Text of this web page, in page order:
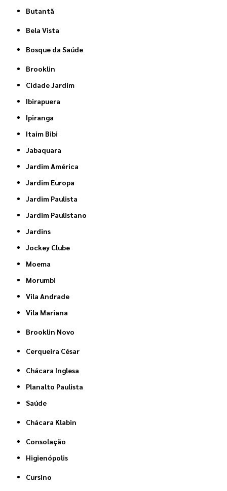
Butantã
Bela Vista
Bosque da Saúde
Brooklin
Cidade Jardim
Ibirapuera
Ipiranga
Itaim Bibi
Jabaquara
Jardim América
Jardim Europa
Jardim Paulista
Jardim Paulistano
Jardins
Jockey Clube
Moema
Morumbi
Vila Andrade
Vila Mariana
Brooklin Novo
Cerqueira César
Chácara Inglesa
Planalto Paulista
Saúde
Chácara Klabin
Consolação
Higienópolis
Cursino